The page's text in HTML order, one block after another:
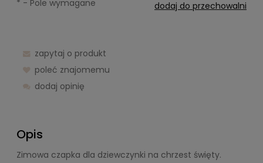
dodaj do przechowalni
* - Pole wymagane
zapytaj o produkt
poleć znajomemu
dodaj opinię
Opis
Zimowa czapka dla dziewczynki na chrzest święty.